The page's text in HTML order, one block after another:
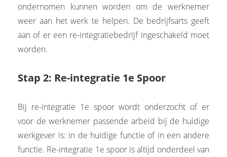
ondernomen kunnen worden om de werknemer
weer aan het werk te helpen. De bedrijfsarts geeft
aan of er een re-integratiebedrijf ingeschakeld moet
worden.
Stap 2: Re-integratie 1e Spoor
Bij re-integratie 1e spoor wordt onderzocht of er
voor de werknemer passende arbeid bij de huidige
werkgever is: in de huidige functie of in een andere
functie. Re-integratie 1e spoor is altijd onderdeel van